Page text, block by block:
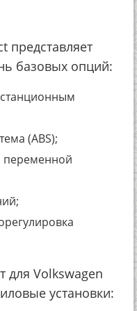
представляет
базовых опций:
(ABS);
переменной
для Volkswagen
установки: